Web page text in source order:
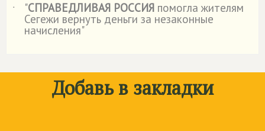
˙
"СПРАВЕДЛИВАЯ РОССИЯ помогла жителям
Сегежи вернуть деньги за незаконные
начисления"
Добавь в закладки